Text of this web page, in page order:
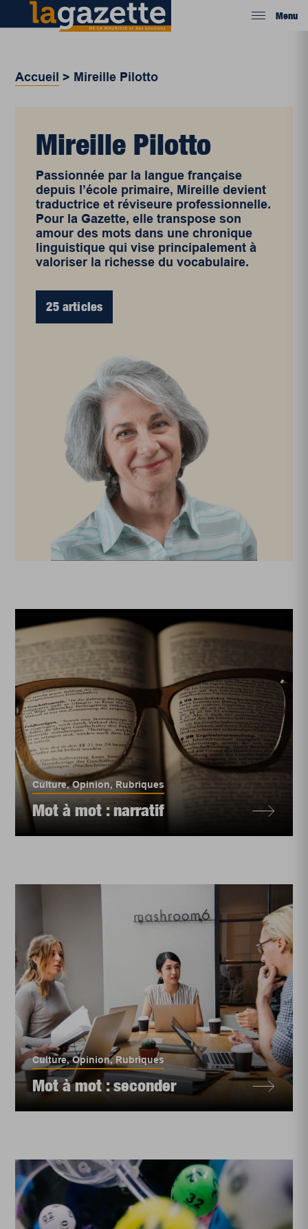
Menu
Accueil > Mireille Pilotto
Mireille Pilotto
Passionnée par la langue française
depuis l’école primaire, Mireille devient
traductrice et réviseure professionnelle.
Pour la Gazette, elle transpose son
amour des mots dans une chronique
linguistique qui vise principalement à
valoriser la richesse du vocabulaire.
25 articles
Culture,Opinion,Rubriques
Mot à mot : narratif
Culture,Opinion, Rubriques
Mot à mot : seconder